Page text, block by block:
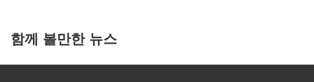
함께 볼만한 뉴스